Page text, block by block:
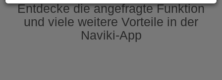
Entdecke die angefragte Funktion
und viele weitere Vorteile in der
Naviki-App